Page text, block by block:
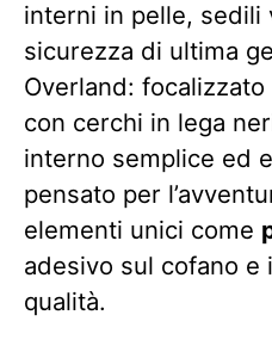
interni in pelle,
sicurezza di ultima
Overland:
con cerchi in lega
interno semplice ed
pensato per
elementi unici come
adesivo sul cofano e
qualità.